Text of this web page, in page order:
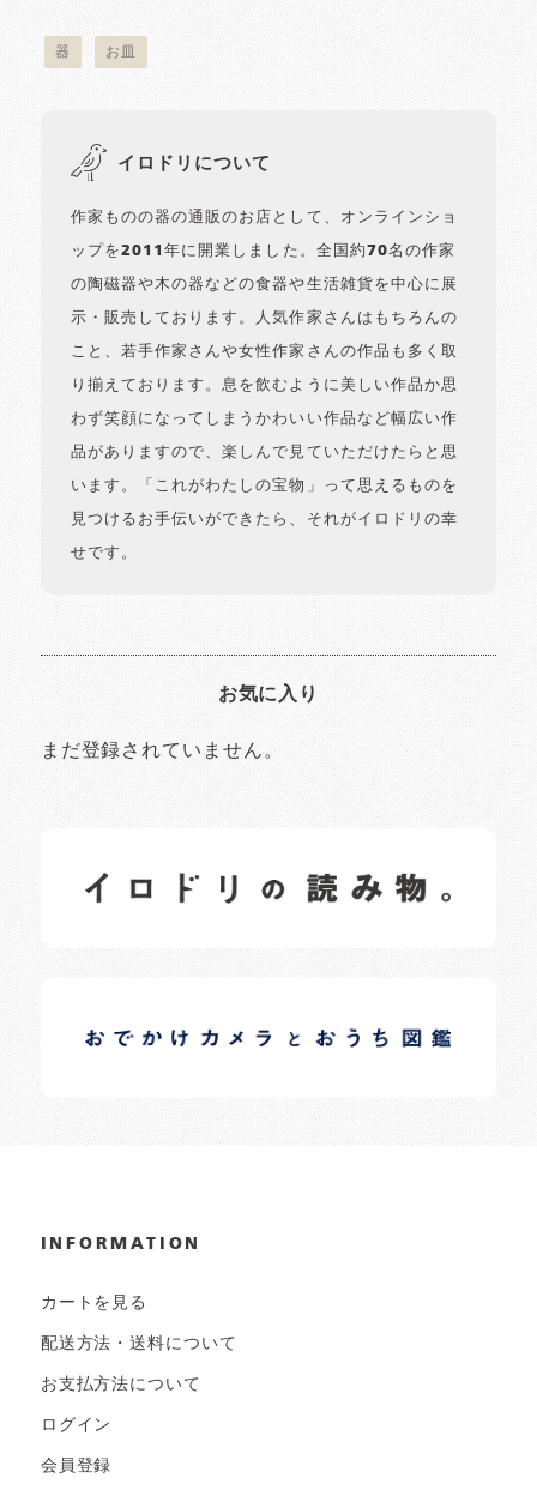
器 お皿
イロドリについて
作家ものの器の通販のお店として、オンラインショ
ップを2011年に開業しました。全国約70名の作家
の陶磁器や木の器などの食器や生活雑貨を中心に展
示・販売しております。人気作家さんはもちろんの
こと、若手作家さんや女性作家さんの作品も多く取
り揃えております。息を飲むように美しい作品か思
わず笑顔になってしまうかわいい作品など幅広い作
品がありますので、楽しんで見ていただけたらと思
います。「これがわたしの宝物」って思えるものを
見つけるお手伝いができたら、それがイロドリの幸
せです。
お気に入り
まだ登録されていません。
日常の様子など随時更新中です。
日常の様子など随時更新中です。
INFORMATION
カートを見る
配送方法・送料について
お支払方法について
ログイン
会員登録